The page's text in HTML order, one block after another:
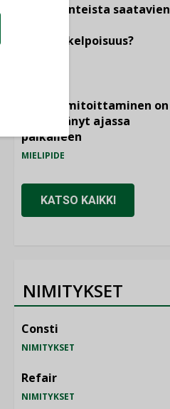
dokumenteista saatavien
vertailukelpoisuus?
viemärimitoittaminen on
jämähtänyt ajassa
paikalleen
MIELIPIDE
KATSO KAIKKI
NIMITYKSET
Consti
NIMITYKSET
Refair
NIMITYKSET